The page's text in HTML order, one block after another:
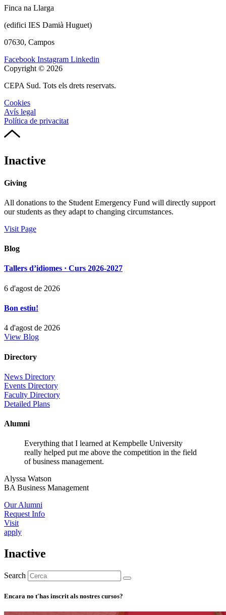
Finca na Llarga
(edifici IES Damià Huguet)
07630, Campos
Facebook Instagram Linkedin
Copyright © 2026
CEPA Sud. Tots els drets reservats.
Cookies
Avís legal
Política de privacitat
Inactive
Giving
All donations to the Student Emergency Fund will directly support
our students as they adapt to changing circumstances.
Visit Page
Blog
Tallers d’idiomes · Curs 2026-2027
6 d'agost de 2026
Bon estiu!
4 d'agost de 2026
View Blog
Directory
News Directory
Events Directory
Faculty Directory
Detailed Plans
Alumni
Everything that I learned at Kempbelle University
really helped put me above the competition in the field
of business management.
Alyssa Watson
BA Business Management
Our Alumni
Request Info
Visit
apply
Inactive
Search
Encara no t'has inscrit als nostres cursos?